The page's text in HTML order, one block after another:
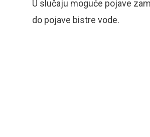
U slučaju moguće pojave
do pojave bistre vode.